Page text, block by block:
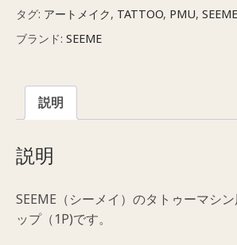
ド
ル
ャ
プ
（丸
針
（1P)
（在
タグ: アートメイク, TATTOO, PMU, SEEME
ブランド: SEEME
説明
説明
SEEME（シーメイ）のタトゥーマシ
ップ（1P)です。